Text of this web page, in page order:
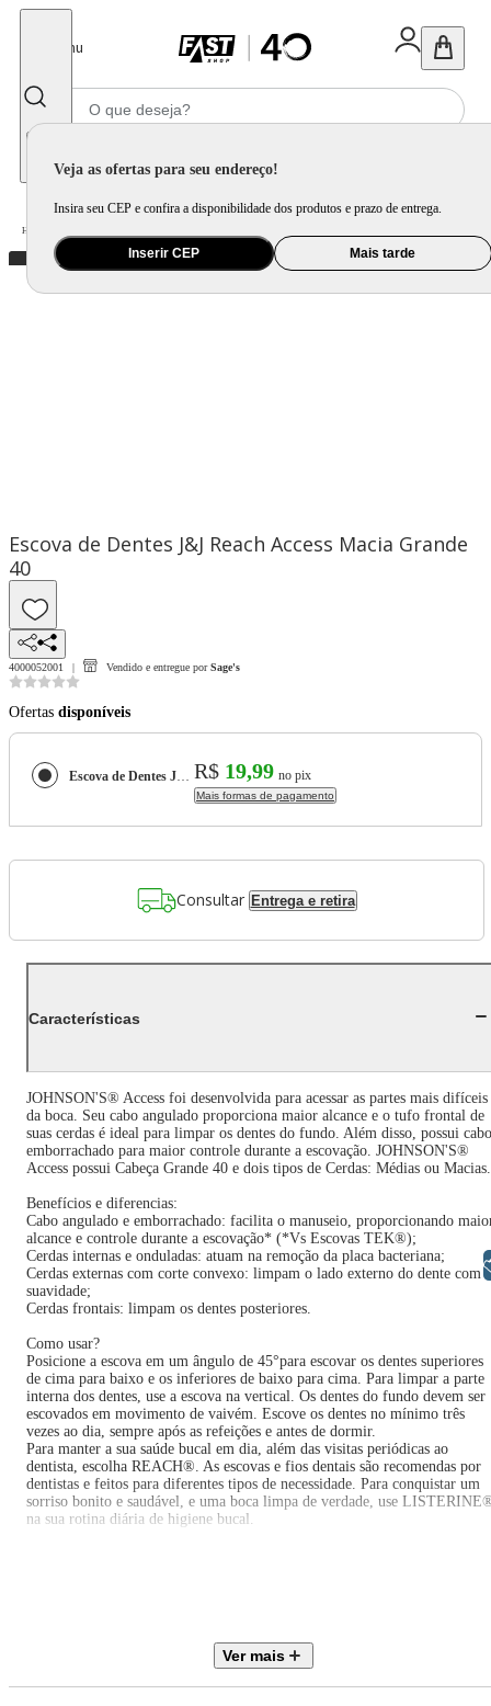
Menu
Veja as ofertas para seu endereço!
Insira seu CEP e confira a disponibilidade dos produtos e prazo de entrega.
Inserir CEP Mais tarde
Home
Escova de Dentes J&J Reach Access Macia Grande
40
4000052001 Vendido e entregue por Sage's
Ofertas disponíveis
Escova de Dentes J&J Reach Access Macia Grande 40 R$ 19,99 no pix
Mais formas de pagamento
Consultar Entrega e retira
Características
JOHNSON'S® Access foi desenvolvida para acessar as partes mais difíceis
da boca. Seu cabo angulado proporciona maior alcance e o tufo frontal de
suas cerdas é ideal para limpar os dentes do fundo. Além disso, possui cabo
emborrachado para maior controle durante a escovação. JOHNSON'S®
Access possui Cabeça Grande 40 e dois tipos de Cerdas: Médias ou Macias.
Benefícios e diferencias:
Cabo angulado e emborrachado: facilita o manuseio, proporcionando
alcance e controle durante a escovação* (*Vs Escovas TEK®);
Cerdas internas e onduladas: atuam na remoção da placa bacteriana;
Cerdas externas com corte convexo: limpam o lado externo do dente com
suavidade;
Cerdas frontais: limpam os dentes posteriores.
Como usar?
Posicione a escova em um ângulo de 45°para escovar os dentes superiores
de cima para baixo e os inferiores de baixo para cima. Para limpar a parte
interna dos dentes, use a escova na vertical. Os dentes do fundo devem ser
escovados em movimento de vaivém. Escove os dentes no mínimo três
vezes ao dia, sempre após as refeições e antes de dormir.
Para manter a sua saúde bucal em dia, além das visitas periódicas ao
dentista, escolha REACH®. As escovas e fios dentais são recomendas por
dentistas e feitos para diferentes tipos de necessidade. Para conquistar um
sorriso bonito e saudável, e uma boca limpa de verdade, use
na sua rotina diária de higiene bucal.
1990: Desenvolveu a primeira escova direcionada especialmente para as
Ver mais
Libras